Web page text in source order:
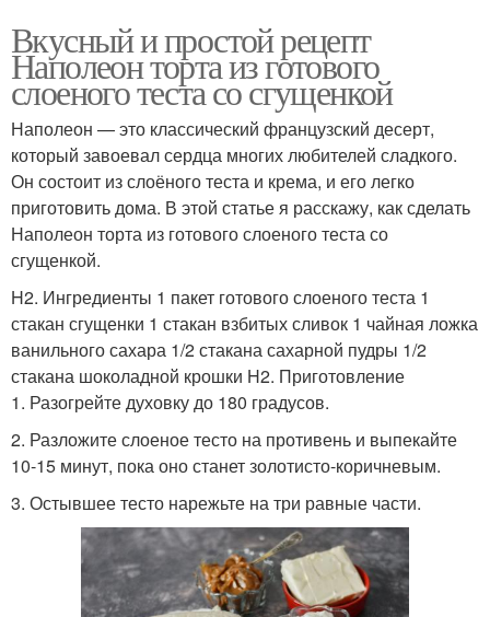
Вкусный и простой рецепт
Наполеон торта из готового
слоеного теста со сгущенкой
Наполеон — это классический французский десерт,
который завоевал сердца многих любителей сладкого.
Он состоит из слоёного теста и крема, и его легко
приготовить дома. В этой статье я расскажу, как сделать
Наполеон торта из готового слоеного теста со
сгущенкой.
H2. Ингредиенты 1 пакет готового слоеного теста 1
стакан сгущенки 1 стакан взбитых сливок 1 чайная ложка
ванильного сахара 1/2 стакана сахарной пудры 1/2
стакана шоколадной крошки H2. Приготовление
1. Разогрейте духовку до 180 градусов.
2. Разложите слоеное тесто на противень и выпекайте
10-15 минут, пока оно станет золотисто-коричневым.
3. Остывшее тесто нарежьте на три равные части.